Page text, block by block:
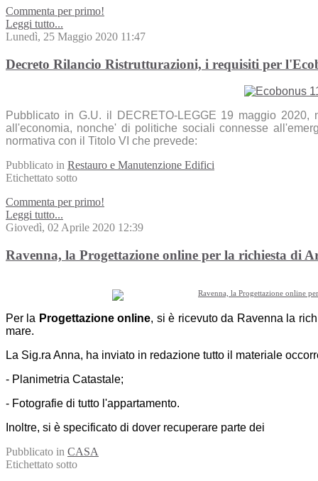
Commenta per primo!
Leggi tutto...
Lunedì, 25 Maggio 2020 11:47
Decreto Rilancio Ristrutturazioni, i requisiti per
Pubblicato in G.U. il DECRETO-LEGGE 19 maggio
all'economia, nonche' di politiche sociali connesse
normativa con il Titolo VI che prevede:
Pubblicato in Restauro e Manutenzione Edifici
Etichettato sotto
Commenta per primo!
Leggi tutto...
Giovedì, 02 Aprile 2020 12:39
Ravenna, la Progettazione online per la richiesta di
Per la Progettazione online, si è ricevuto da Ravenna la
mare.
La Sig.ra Anna, ha inviato in redazione tutto il materiale
- Planimetria Catastale;
- Fotografie di tutto l'appartamento.
Inoltre, si è specificato di dover recuperare parte dei
Pubblicato in CASA
Etichettato sotto